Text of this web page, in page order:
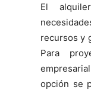
El
recursos y
Para
opción se